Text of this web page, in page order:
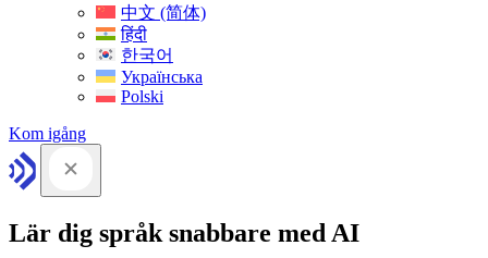
中文 (简体)
हिंदी
한국어
Українська
Polski
Kom igång
Lär dig språk snabbare med AI